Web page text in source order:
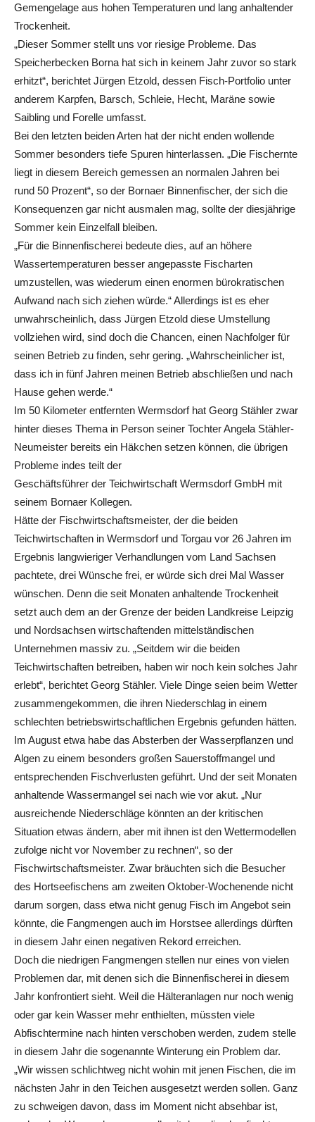
Gemengelage aus hohen Temperaturen und lang anhaltender
Trockenheit.
„Dieser Sommer stellt uns vor riesige Probleme. Das
Speicherbecken Borna hat sich in keinem Jahr zuvor so stark
erhitzt“, berichtet Jürgen Etzold, dessen Fisch-Portfolio unter
anderem Karpfen, Barsch, Schleie, Hecht, Maräne sowie
Saibling und Forelle umfasst.
Bei den letzten beiden Arten hat der nicht enden wollende
Sommer besonders tiefe Spuren hinterlassen. „Die Fischernte
liegt in diesem Bereich gemessen an normalen Jahren bei
rund 50 Prozent“, so der Bornaer Binnenfischer, der sich die
Konsequenzen gar nicht ausmalen mag, sollte der diesjährige
Sommer kein Einzelfall bleiben.
„Für die Binnenfischerei bedeute dies, auf an höhere
Wassertemperaturen besser angepasste Fischarten
umzustellen, was wiederum einen enormen bürokratischen
Aufwand nach sich ziehen würde.“ Allerdings ist es eher
unwahrscheinlich, dass Jürgen Etzold diese Umstellung
vollziehen wird, sind doch die Chancen, einen Nachfolger für
seinen Betrieb zu finden, sehr gering. „Wahrscheinlicher ist,
dass ich in fünf Jahren meinen Betrieb abschließen und nach
Hause gehen werde.“
Im 50 Kilometer entfernten Wermsdorf hat Georg Stähler zwar
hinter dieses Thema in Person seiner Tochter Angela Stähler-
Neumeister bereits ein Häkchen setzen können, die übrigen
Probleme indes teilt der
Geschäftsführer der Teichwirtschaft Wermsdorf GmbH mit
seinem Bornaer Kollegen.
Hätte der Fischwirtschaftsmeister, der die beiden
Teichwirtschaften in Wermsdorf und Torgau vor 26 Jahren im
Ergebnis langwieriger Verhandlungen vom Land Sachsen
pachtete, drei Wünsche frei, er würde sich drei Mal Wasser
wünschen. Denn die seit Monaten anhaltende Trockenheit
setzt auch dem an der Grenze der beiden Landkreise Leipzig
und Nordsachsen wirtschaftenden mittelständischen
Unternehmen massiv zu. „Seitdem wir die beiden
Teichwirtschaften betreiben, haben wir noch kein solches Jahr
erlebt“, berichtet Georg Stähler. Viele Dinge seien beim Wetter
zusammengekommen, die ihren Niederschlag in einem
schlechten betriebswirtschaftlichen Ergebnis gefunden hätten.
Im August etwa habe das Absterben der Wasserpflanzen und
Algen zu einem besonders großen Sauerstoffmangel und
entsprechenden Fischverlusten geführt. Und der seit Monaten
anhaltende Wassermangel sei nach wie vor akut. „Nur
ausreichende Niederschläge könnten an der kritischen
Situation etwas ändern, aber mit ihnen ist den Wettermodellen
zufolge nicht vor November zu rechnen“, so der
Fischwirtschaftsmeister. Zwar bräuchten sich die Besucher
des Hortseefischens am zweiten Oktober-Wochenende nicht
darum sorgen, dass etwa nicht genug Fisch im Angebot sein
könnte, die Fangmengen auch im Horstsee allerdings dürften
in diesem Jahr einen negativen Rekord erreichen.
Doch die niedrigen Fangmengen stellen nur eines von vielen
Problemen dar, mit denen sich die Binnenfischerei in diesem
Jahr konfrontiert sieht. Weil die Hälteranlagen nur noch wenig
oder gar kein Wasser mehr enthielten, müssten viele
Abfischtermine nach hinten verschoben werden, zudem stelle
in diesem Jahr die sogenannte Winterung ein Problem dar.
„Wir wissen schlichtweg nicht wohin mit jenen Fischen, die im
nächsten Jahr in den Teichen ausgesetzt werden sollen. Ganz
zu schweigen davon, dass im Moment nicht absehbar ist,